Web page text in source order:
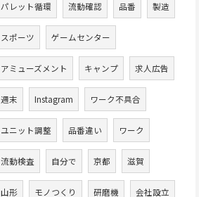
パレット循環 流動確認 品番 製造
スポーツ ゲームセンター
アミューズメント キャンプ 求人広告
週末 Instagram ワーク不具合
ユニット調整 品番違い ワーク
流動検査 自分で 京都 滋賀
山形 モノつくり 研磨機 会社設立